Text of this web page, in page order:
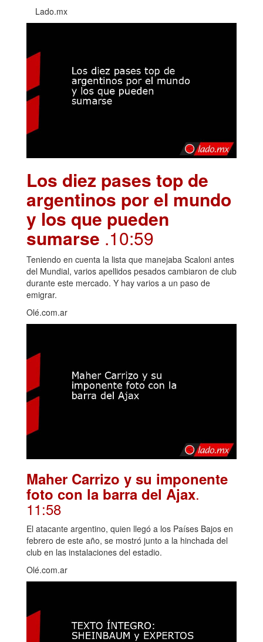
Lado.mx
Los diez pases top de
argentinos por el mundo
y los que pueden
sumarse .10:59
Teniendo en cuenta la lista que manejaba Scaloni antes
del Mundial, varios apellidos pesados cambiaron de club
durante este mercado. Y hay varios a un paso de
emigrar.
Olé.com.ar
Maher Carrizo y su imponente
foto con la barra del Ajax.
11:58
El atacante argentino, quien llegó a los Países Bajos en
febrero de este año, se mostró junto a la hinchada del
club en las instalaciones del estadio.
Olé.com.ar